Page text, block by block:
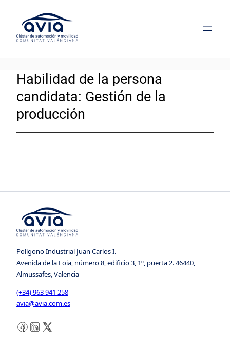
contenido
Habilidad de la persona
candidata: Gestión de la
producción
Polígono Industrial Juan Carlos I.
Avenida de la Foia, número 8, edificio 3, 1º, puerta 2. 46440,
Almussafes, Valencia
(+34) 963 941 258
avia@avia.com.es
Facebook LinkedIn X